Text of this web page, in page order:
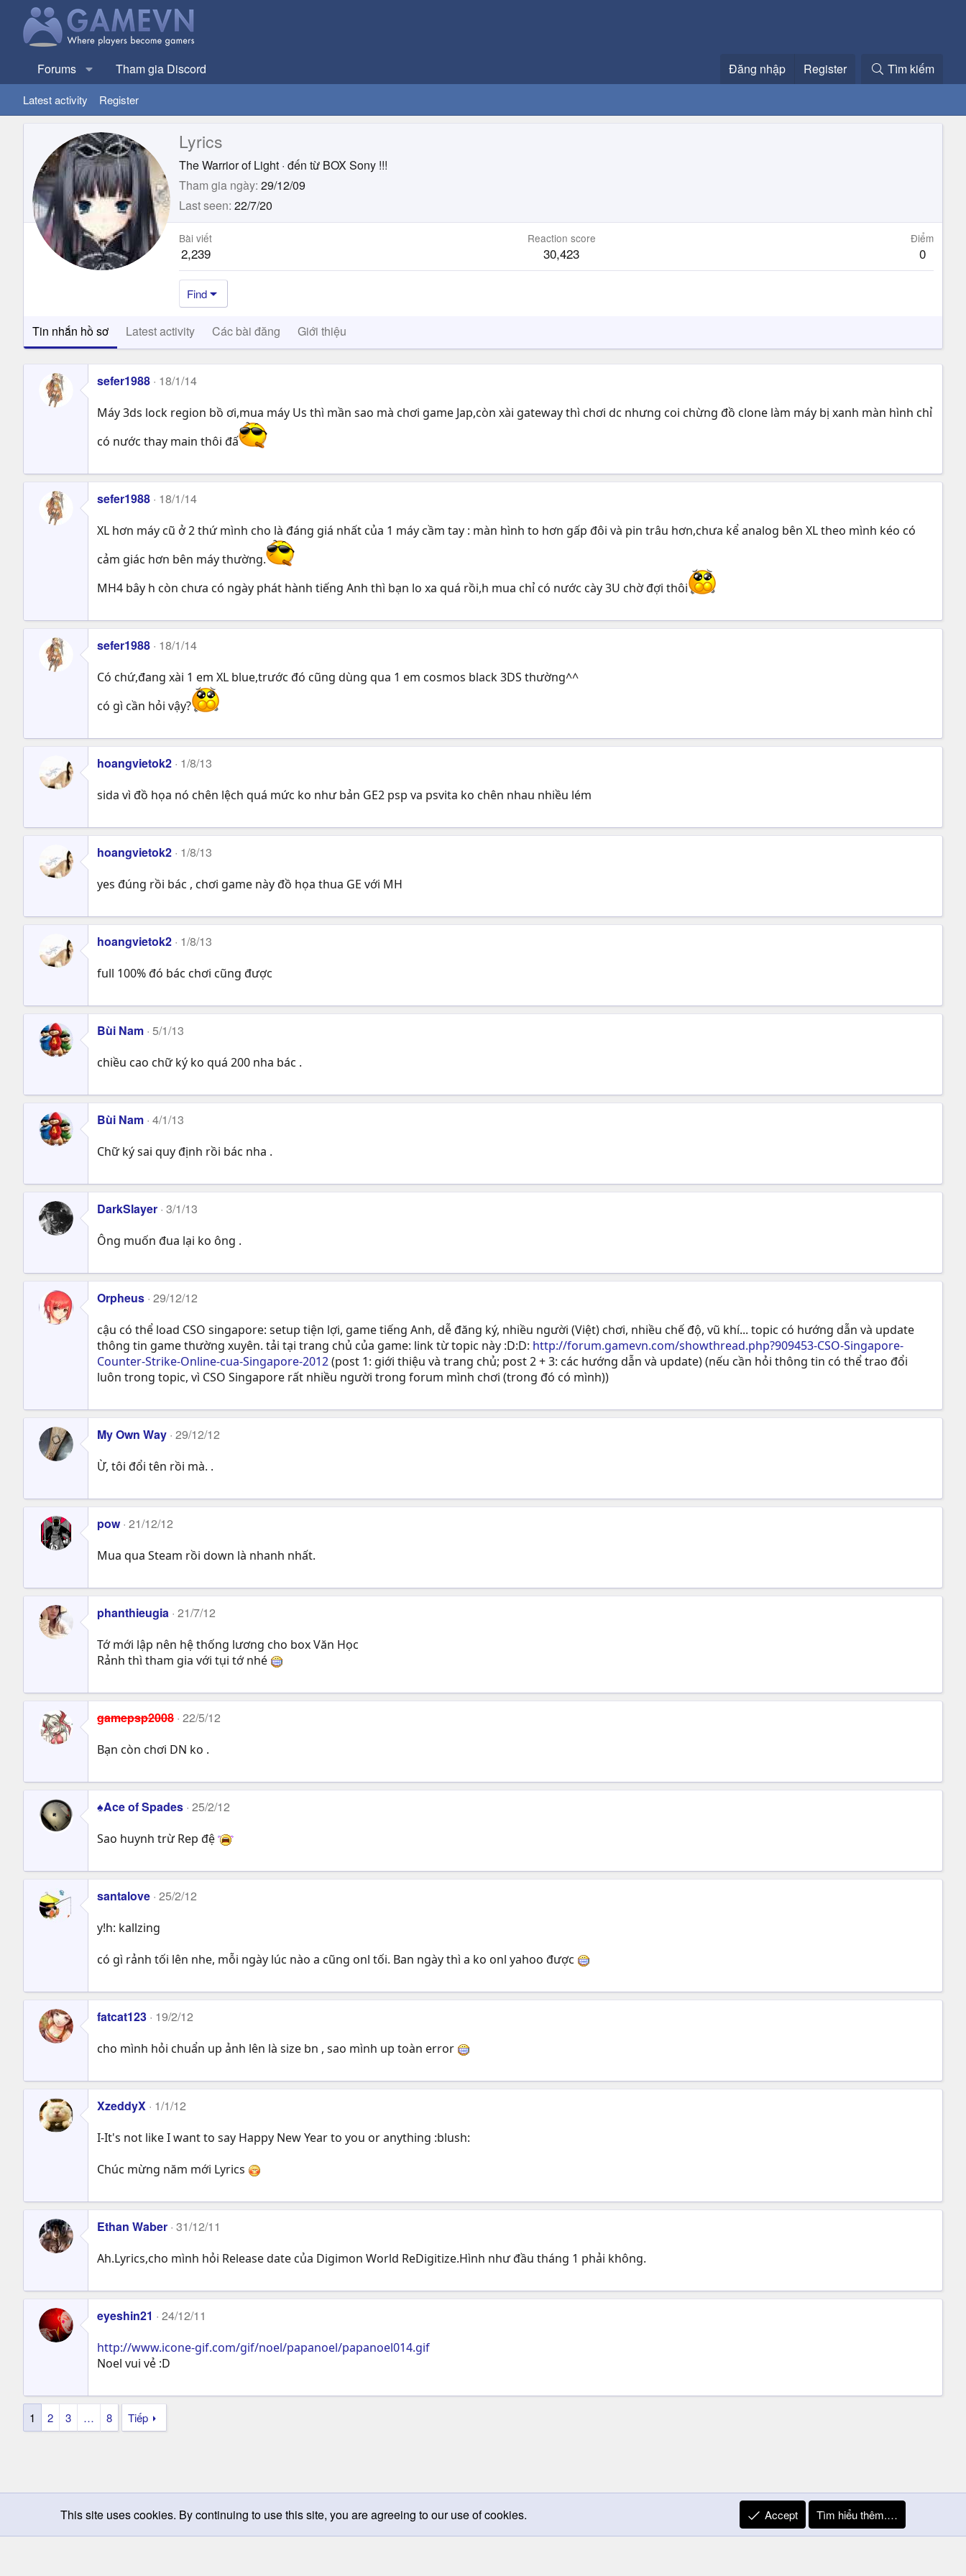
Forums Tham gia Discord Đăng nhập Register Tìm kiếm
Latest activity Register
Lyrics
The Warrior of Light · đến từ BOX Sony !!!
Tham gia ngày 29/12/09
Last seen 22/7/20
Bài viết
2,239
Reaction score
30,423
Điểm
0
Find
Tin nhắn hồ sơ Latest activity Các bài đăng Giới thiệu
sefer1988 18/1/14
Máy 3ds lock region bồ ơi,mua máy Us thì mần sao mà chơi game Jap,còn xài gateway thì chơi dc nhưng coi chừng đồ clone làm máy bị xanh màn hình chỉ
có nước thay main thôi đấ
sefer1988 18/1/14
XL hơn máy cũ ở 2 thứ mình cho là đáng giá nhất của 1 máy cầm tay : màn hình to hơn gấp đôi và pin trâu hơn,chưa kể analog bên XL theo mình kéo có
cảm giác hơn bên máy thường.
MH4 bây h còn chưa có ngày phát hành tiếng Anh thì bạn lo xa quá rồi,h mua chỉ có nước cày 3U chờ đợi thôi
sefer1988 18/1/14
Có chứ,đang xài 1 em XL blue,trước đó cũng dùng qua 1 em cosmos black 3DS thường^^
có gì cần hỏi vậy?
hoangvietok2 1/8/13
sida vì đồ họa nó chên lệch quá mức ko như bản GE2 psp va psvita ko chên nhau nhiều lém
hoangvietok2 1/8/13
yes đúng rồi bác , chơi game này đồ họa thua GE với MH
hoangvietok2 1/8/13
full 100% đó bác chơi cũng được
Bùi Nam 5/1/13
chiều cao chữ ký ko quá 200 nha bác .
Bùi Nam 4/1/13
Chữ ký sai quy định rồi bác nha .
DarkSlayer 3/1/13
Ông muốn đua lại ko ông .
Orpheus 29/12/12
cậu có thể load CSO singapore: setup tiện lợi, game tiếng Anh, dễ đăng ký, nhiều người (Việt) chơi, nhiều chế độ, vũ khí... topic có hướng dẫn và update
thông tin game thường xuyên. tải tại trang chủ của game: link từ topic này :D:D: http://forum.gamevn.com/showthread.php?909453-CSO-Singapore-
Counter-Strike-Online-cua-Singapore-2012(post 1: giới thiệu và trang chủ; post 2 + 3: các hướng dẫn và update) (nếu cần hỏi thông tin có thể trao đổi
luôn trong topic, vì CSO Singapore rất nhiều người trong forum mình chơi (trong đó có mình))
My Own Way 29/12/12
Ừ, tôi đổi tên rồi mà. .
pow 21/12/12
Mua qua Steam rồi down là nhanh nhất.
phanthieugia 21/7/12
Tớ mới lập nên hệ thống lương cho box Văn Học
Rảnh thì tham gia với tụi tớ nhé
gamepsp2008 22/5/12
Bạn còn chơi DN ko .
♠Ace of Spades 25/2/12
Sao huynh trừ Rep đệ
santalove 25/2/12
y!h: kallzing
có gì rảnh tối lên nhe, mỗi ngày lúc nào a cũng onl tối. Ban ngày thì a ko onl yahoo được
fatcat123 19/2/12
cho mình hỏi chuẩn up ảnh lên là size bn , sao mình up toàn error
XzeddyX 1/1/12
I-It's not like I want to say Happy New Year to you or anything :blush:
Chúc mừng năm mới Lyrics
Ethan Waber 31/12/11
Ah.Lyrics,cho mình hỏi Release date của Digimon World ReDigitize.Hình như đầu tháng 1 phải không.
eyeshin21 24/12/11
http://www.icone-gif.com/gif/noel/papanoel/papanoel014.gif
Noel vui vẻ :D
1 2 3 … 8 Tiếp
Chọn giao diện Change width Quy định và Nội quy Privacy Policy Trợ giúp
S
This site uses cookies. By continuing to use this site, you are agreeing to our use of cookies. Accept Tìm hiểu thêm.…